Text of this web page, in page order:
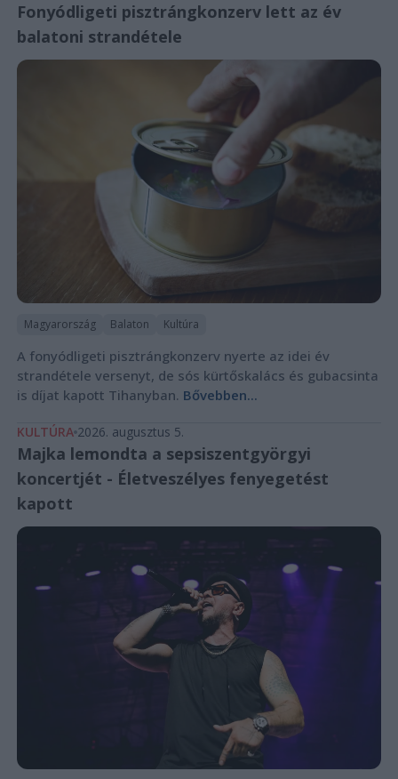
Fonyódligeti pisztrángkonzerv lett az év
balatoni strandétele
Magyarország Balaton Kultúra
A fonyódligeti pisztrángkonzerv nyerte az idei év
strandétele versenyt, de sós kürtőskalács és gubacsinta
is díjat kapott Tihanyban. Bővebben...
KULTÚRA 2026. augusztus 5.
Majka lemondta a sepsiszentgyörgyi
koncertjét - Életveszélyes fenyegetést
kapott